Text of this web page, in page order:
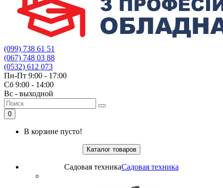
(099) 738 61 51
(067) 748 03 88
(0532) 612 073
Пн-Пт 9:00 - 17:00
Сб 9:00 - 14:00
Вс - выходной
0
В корзине пусто!
Каталог товаров
Садовая техникаСадовая техника